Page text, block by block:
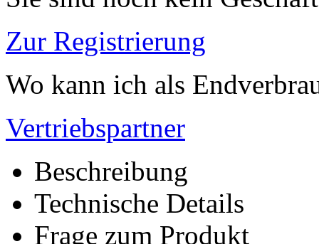
Zur Registrierung
Wo kann ich als
Vertriebspartner
Beschreibung
Technische Details
Frage zum Produkt